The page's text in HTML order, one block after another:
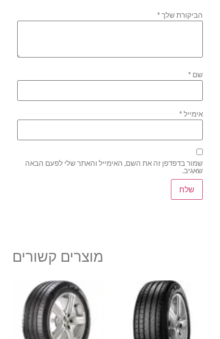
הביקורת שלך*
שם*
אימייל*
שמור בדפדפן זה את השם, האימייל והאתר שלי לפעם הבאה
שאגיב.
מוצרים קשורים